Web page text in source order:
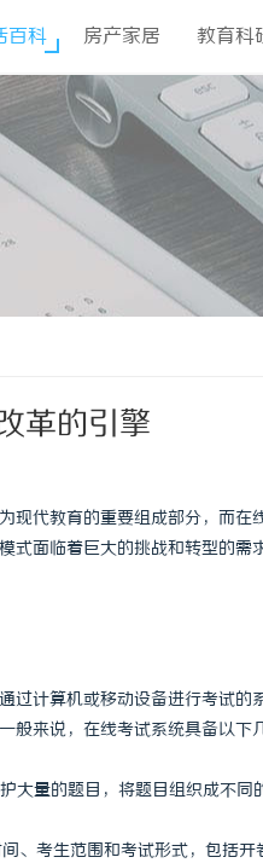
百科 房产家居 教育科
革的引擎
现代教育的重要组成部分，而
式面临着巨大的挑战和转型的需
过计算机或移动设备进行考试
般来说，在线考试系统具备以下
大量的题目，将题目组织成不同
、考生范围和考试形式，包括开